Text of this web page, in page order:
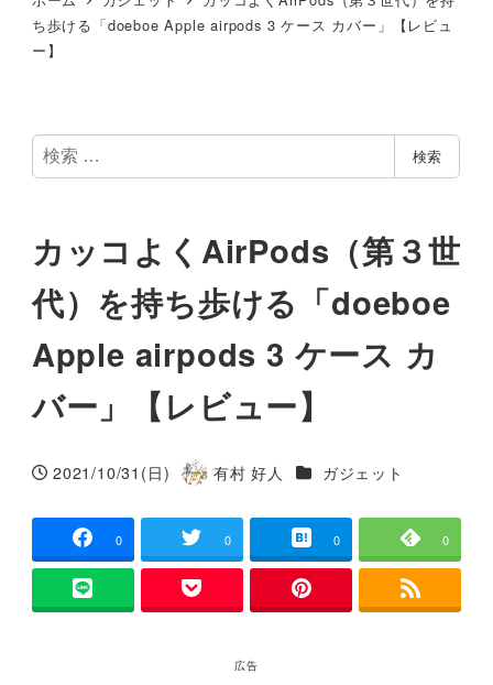
ち歩ける「doeboe Apple airpods 3 ケース カバー」【レビュ
ー】
検
索
検索
カッコよくAirPods（第３世
代）を持ち歩ける「doeboe
Apple airpods 3 ケース カ
バー」【レビュー】
投稿日
2021/10/31(日)
著
有村 好人 カテゴリー
ガジェット
0 0 0 0
広告